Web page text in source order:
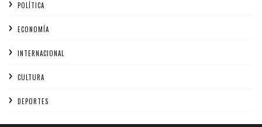
POLÍTICA
ECONOMÍA
INTERNACIONAL
CULTURA
DEPORTES